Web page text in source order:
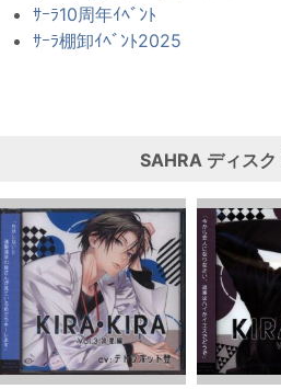
ｻｰﾗ10周年ｲﾍﾞﾝﾄ
ｻｰﾗ棚卸ｲﾍﾞﾝﾄ2025
SAHRA ディスク